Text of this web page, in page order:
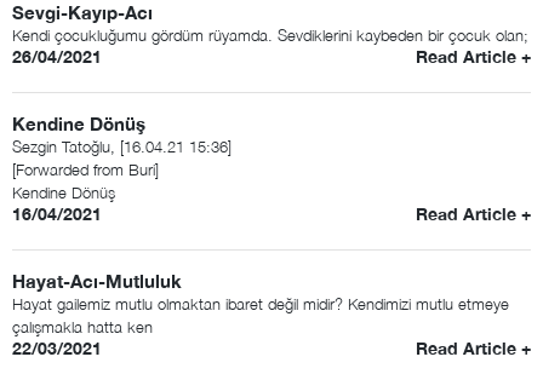
Sevgi-Kayıp-Acı
Kendi çocukluğumu gördüm rüyamda. Sevdiklerini kaybeden bir çocuk olan;
26/04/2021 Read Article +
Kendine Dönüş
Sezgin Tatoğlu, [16.04.21 15:36]
[Forwarded from Buri]
Kendine Dönüş
16/04/2021 Read Article +
Hayat-Acı-Mutluluk
Hayat gailemiz mutlu olmaktan ibaret değil midir? Kendimizi mutlu etmeye
çalışmakla hatta ken
22/03/2021 Read Article +